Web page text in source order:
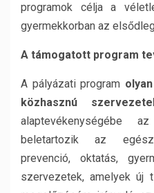
programok célja a
gyermekkorban az
A támogatott program
A pályázati program
közhasznú
alaptevékenységébe
beletartozik az
prevenció, oktatás,
szervezetek, amelyek új